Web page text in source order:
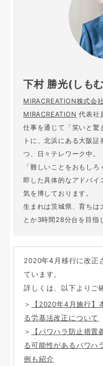
下村 勝光(しも
MIRACREATION株式会社
MIRACREATION 代表社
仕事を通じて「笑いと驚
トに、北浜にある大阪
つ、日々テレワーク中。
「難しいことをおもし
即した具体的なアドバイ
気を博しております。
生まれは茨城県、育ちは
とか3時間28分台を目指
2020年4月移行に改正
ています。
詳しくは、以下よりご
＞
【2020年4月施行】
る労基法改正について
＞
【パワハラ防止措
る可能性があるパワハ
例も紹介